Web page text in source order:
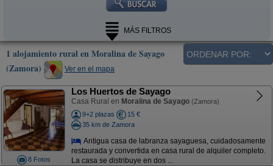
MÁS FILTROS
1 alojamiento rural en Moralina de Sayago
(Zamora)
Ver en el mapa
8 Fotos
Los Huertos de Sayago
Casa Rural en Moralina de Sayago (Zamora)
9+2 plazas
15 €
35 km de Zamora
Antigua casa de labranza sayaguesa, cuidadosamente
restaurada y convertida en casa rural de alquiler completo.
La casa se distribuye en dos ...